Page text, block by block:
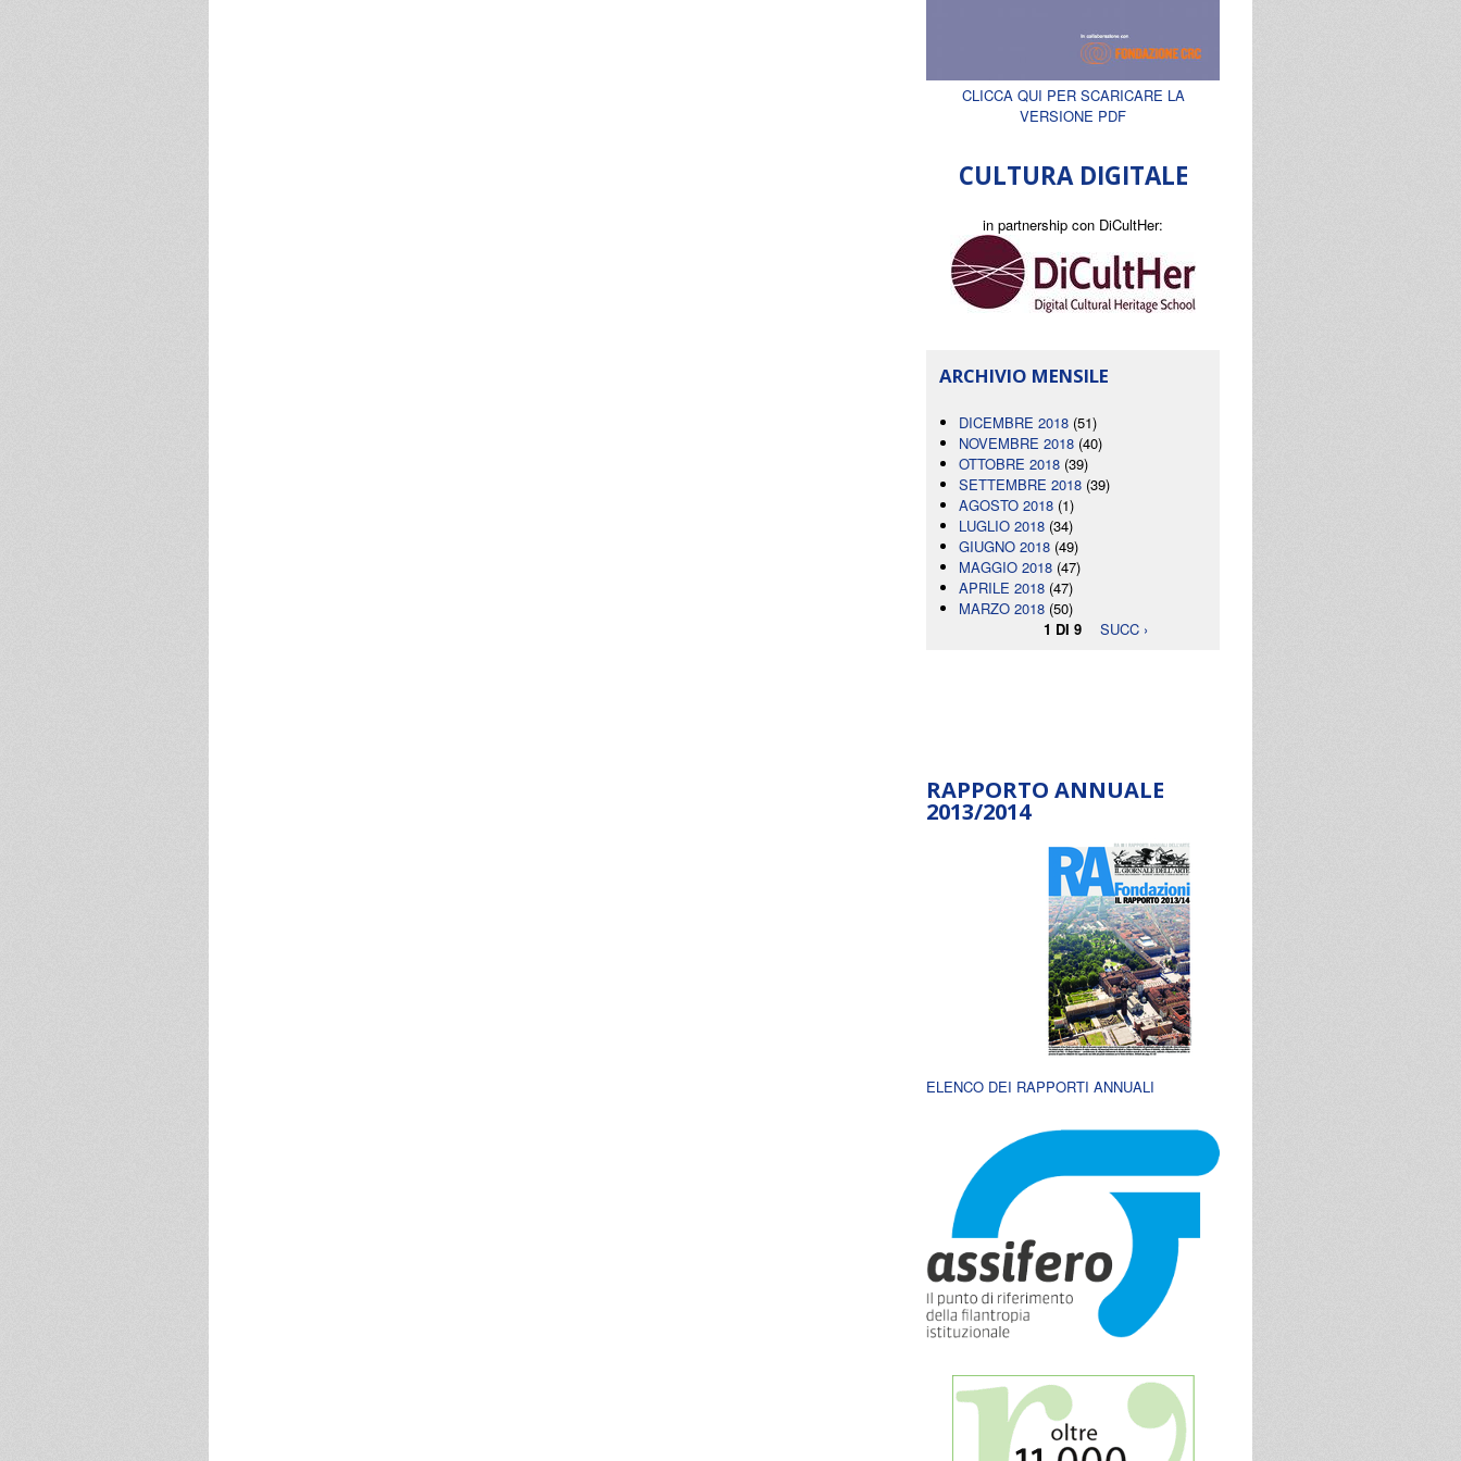
CLICCA QUI PER SCARICARE LA
VERSIONE PDF
CULTURA DIGITALE
in partnership con DiCultHer:
ARCHIVIO MENSILE
DICEMBRE 2018 (51)
NOVEMBRE 2018 (40)
OTTOBRE 2018 (39)
SETTEMBRE 2018 (39)
AGOSTO 2018 (1)
LUGLIO 2018 (34)
GIUGNO 2018 (49)
MAGGIO 2018 (47)
APRILE 2018 (47)
MARZO 2018 (50)
1 DI 9
SUCC ›
RAPPORTO ANNUALE
2013/2014
ELENCO DEI RAPPORTI ANNUALI